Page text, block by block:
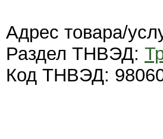
Адрес товара/
Раздел ТНВЭД:
Код ТНВЭД: